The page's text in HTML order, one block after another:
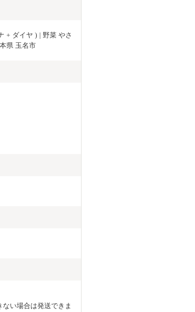
+ ダイヤ ) | 野菜 やさ
県 玉名市
い場合は発送できま